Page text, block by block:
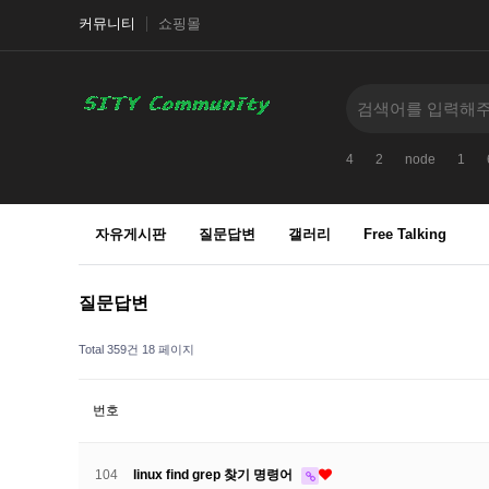
커뮤니티 쇼핑몰
4 2 node 1
자유게시판 질문답변 갤러리 Free Talking
질문답변
Total 359건 18 페이지
번호
104 linux find grep 찾기 명령어